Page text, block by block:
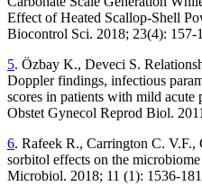
Effect of Heated Scallop-Shell
Biocontrol Sci. 2018; 23(4): 157-
5. Özbay K., Deveci S.
Doppler findings, infectious
scores in patients with mild
Obstet Gynecol Reprod Biol.
6. Rafeek R., Carrington C.
sorbitol effects on the
Microbiol. 2018; 11 (1): 1536-